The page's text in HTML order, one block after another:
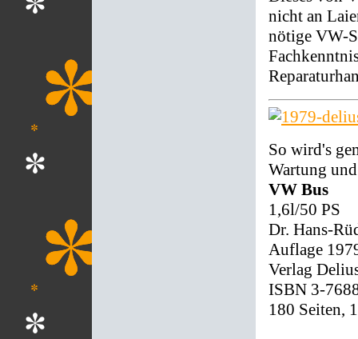
nicht an
nötige VW-
So wird's
Wartung
VW Bus
1,6l/50 PS
Dr. Hans-
Auflage
Verlag
ISBN 3-
180 Seiten,